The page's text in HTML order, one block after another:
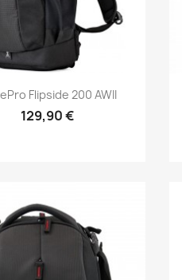
Aperçu rapide
Flipside 200 AWII
129,90 €